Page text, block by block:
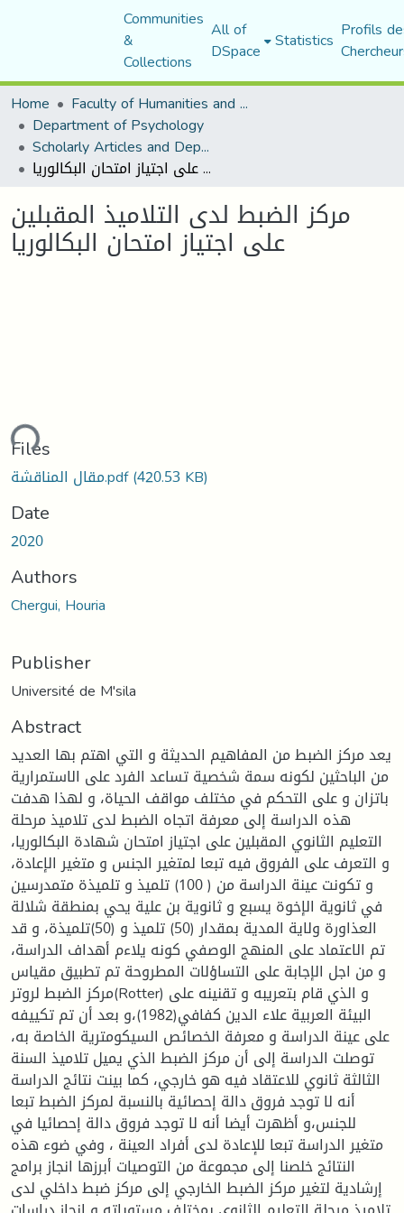
Communities
&
Collections
All of
DSpace Statistics Profils
Home
Faculty of Humanities and Social Sciences
Department of Psychology
Scholarly Articles and Department Publications
مركز الضبط لدى التلاميذ المقبلين على اجتياز امتحان البكالوريا
مركز الضبط لدى التلاميذ المقبلين
على اجتياز امتحان البكالوريا
Files
مقال المناقشة.pdf(420.53 KB)
Date
2020
Authors
Chergui, Houria
Publisher
Université de M'sila
Abstract
يعد مركز الضبط من المفاهيم الحديثة و التي اهتم بها العديد
من الباحثين لكونه سمة شخصية تساعد الفرد على الاستمرارية
باتزان و على التحكم في مختلف مواقف الحياة، و لهذا هدفت
هذه الدراسة إلى معرفة اتجاه الضبط لدى تلاميذ مرحلة
التعليم الثانوي المقبلين على اجتياز امتحان شهادة البكالوريا،
و التعرف على الفروق فيه تبعا لمتغير الجنس و متغير الإعادة،
و تكونت عينة الدراسة من ( 100) تلميذ و تلميذة متمدرسين
في ثانوية الإخوة يسبع و ثانوية بن علية يحي بمنطقة شلالة
العذاورة ولاية المدية بمقدار (50) تلميذ و (50)تلميذة، و قد
تم الاعتماد على المنهج الوصفي كونه يلاءم أهداف الدراسة،
و من اجل الإجابة على التساؤلات المطروحة تم تطبيق مقياس
مركز الضبط لروتر(Rotter) و الذي قام بتعريبه و تقنينه على
البيئة العربية علاء الدين كفافي(1982)،و بعد أن تم تكييفه
على عينة الدراسة و معرفة الخصائص السيكومترية الخاصة به،
توصلت الدراسة إلى أن مركز الضبط الذي يميل تلاميذ السنة
الثالثة ثانوي للاعتقاد فيه هو خارجي، كما بينت نتائج الدراسة
أنه لا توجد فروق دالة إحصائية بالنسبة لمركز الضبط تبعا
للجنس،و أظهرت أيضا أنه لا توجد فروق دالة إحصائيا في
متغير الدراسة تبعا للإعادة لدى أفراد العينة ، وفي ضوء هذه
النتائج خلصنا إلى مجموعة من التوصيات أبرزها انجاز برامج
إرشادية لتغير مركز الضبط الخارجي إلى مركز ضبط داخلي لدى